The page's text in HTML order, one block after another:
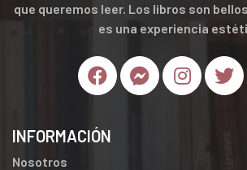
que queremos leer. Los libros son
es una experiencia
INFORMACIÓN
Nosotros